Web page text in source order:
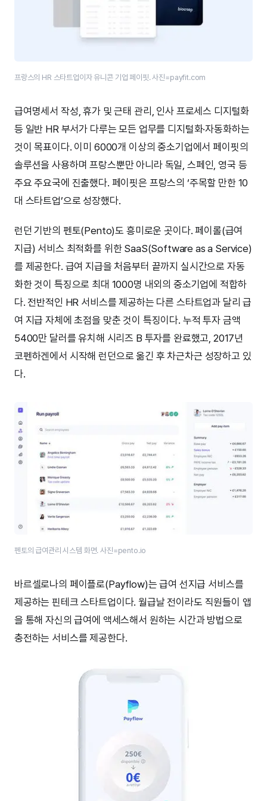
프랑스의 HR 스타트업이자 유니콘 기업 페이핏. 사진=payfit.com
급여명세서 작성, 휴가 및 근태 관리, 인사 프로세스 디지털화
등 일반 HR 부서가 다루는 모든 업무를 디지털화·자동화하는
것이 목표이다. 이미 6000개 이상의 중소기업에서 페이핏의
솔루션을 사용하며 프랑스뿐만 아니라 독일, 스페인, 영국 등
주요 주요국에 진출했다. 페이핏은 프랑스의 ‘주목할 만한 10
대 스타트업’으로 성장했다.
런던 기반의 펜토(Pento)도 흥미로운 곳이다. 페이롤(급여
지급) 서비스 최적화를 위한 SaaS(Software as a Service)
를 제공한다. 급여 지급을 처음부터 끝까지 실시간으로 자동
화한 것이 특징으로 최대 1000명 내외의 중소기업에 적합하
다. 전반적인 HR 서비스를 제공하는 다른 스타트업과 달리 급
여 지급 자체에 초점을 맞춘 것이 특징이다. 누적 투자 금액
5400만 달러를 유치해 시리즈 B 투자를 완료했고, 2017년
코펜하겐에서 시작해 런던으로 옮긴 후 차근차근 성장하고 있
다.
펜토의 급여관리 시스템 화면. 사진=pento.io
바르셀로나의 페이플로(Payflow)는 급여 선지급 서비스를
제공하는 핀테크 스타트업이다. 월급날 전이라도 직원들이 앱
을 통해 자신의 급여에 액세스해서 원하는 시간과 방법으로
충전하는 서비스를 제공한다.